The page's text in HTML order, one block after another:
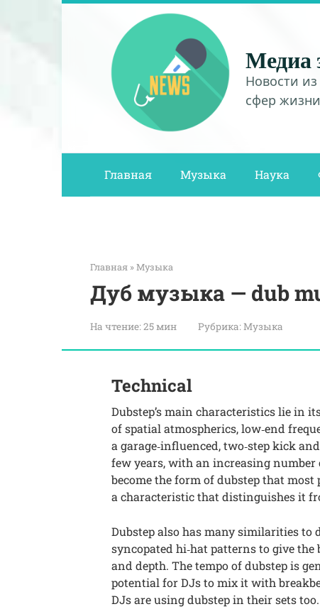
Медиа
Новости
сфер жизни
Главная Музыка Наука
Главная »Музыка
Дуб музыка — dub
На чтение:25 мин Рубрика:Музыка
Technical
Dubstep’s main characteristics lie in
of spatial atmospherics, low‑end
a garage‑influenced, two‑step kick
few years, with an increasing
become the form of dubstep that
a characteristic that distinguishes it
Dubstep also has many similarities to
syncopated hi‑hat patterns to give
and depth. The tempo of dubstep is
potential for DJs to mix it with
DJs are using dubstep in their sets too.